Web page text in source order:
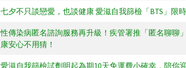
七夕不只談戀愛，也談健康 愛滋自我篩檢「BTS」限
性傳染病匿名諮詢服務再升級！疾管署推「匿名聊聊
康安心不用猜！
愛滋自我篩檢試劑明起為期10天免運費小確幸，陪你